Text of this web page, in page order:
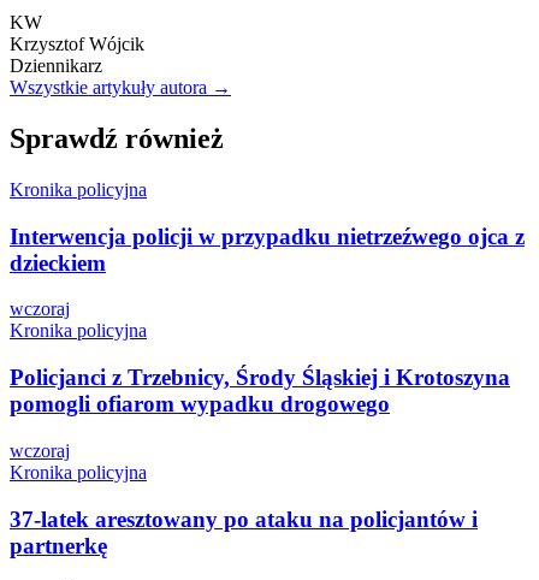
KW
Krzysztof Wójcik
Dziennikarz
Wszystkie artykuły autora →
Sprawdź również
Kronika policyjna
Interwencja policji w przypadku nietrzeźwego ojca z
dzieckiem
wczoraj
Kronika policyjna
Policjanci z Trzebnicy, Środy Śląskiej i Krotoszyna
pomogli ofiarom wypadku drogowego
wczoraj
Kronika policyjna
37-latek aresztowany po ataku na policjantów i
partnerkę